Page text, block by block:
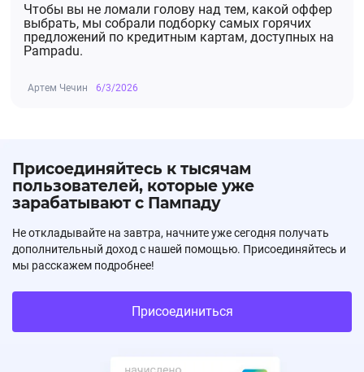
Чтобы вы не ломали голову над тем, какой оффер
выбрать, мы собрали подборку самых горячих
предложений по кредитным картам, доступных на
Pampadu.
Артем Чечин 6/3/2026
Присоединяйтесь к тысячам
пользователей, которые уже
зарабатывают с Пампаду
Не откладывайте на завтра, начните уже сегодня получать
дополнительный доход с нашей помощью. Присоединяйтесь и
мы расскажем подробнее!
Присоединиться